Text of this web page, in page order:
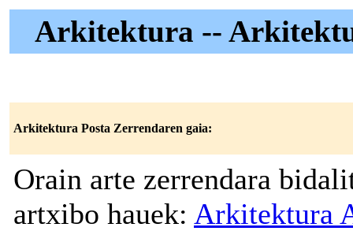
Arkitektura --
Arkitektura Posta Zerrendaren gaia:
Orain arte zerrendara
artxibo hauek: Arkitektura